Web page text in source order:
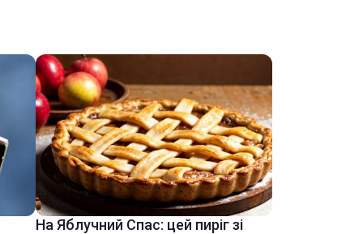
На Яблучний Спас: цей пиріг зі